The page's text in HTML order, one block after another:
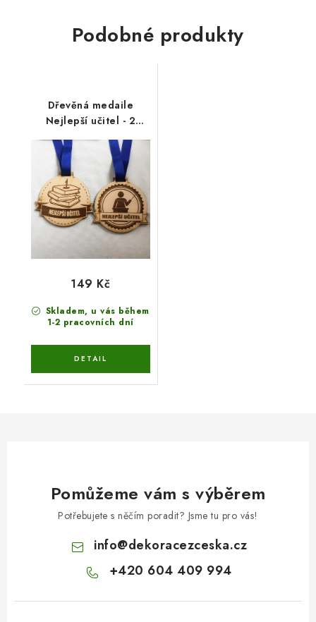
Podobné produkty
Dřevěná medaile
Nejlepší učitel - 2
varianty
Skladem, u vás během
1-2 pracovních dní
149 Kč
Pomůžeme vám s výběrem
Potřebujete s něčím poradit? Jsme tu pro vás!
info@dekoracezceska.cz
+420 604 409 994